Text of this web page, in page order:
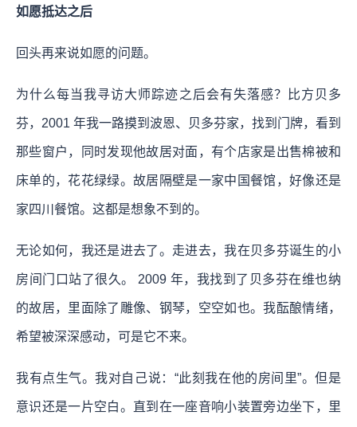
如愿抵达之后
回头再来说如愿的问题。
为什么每当我寻访大师踪迹之后会有失落感？比方贝多
芬，2001 年我一路摸到波恩、贝多芬家，找到门牌，看到
那些窗户，同时发现他故居对面，有个店家是出售棉被和
床单的，花花绿绿。故居隔壁是一家中国餐馆，好像还是
家四川餐馆。这都是想象不到的。
无论如何，我还是进去了。走进去，我在贝多芬诞生的小
房间门口站了很久。 2009 年，我找到了贝多芬在维也纳
的故居，里面除了雕像、钢琴，空空如也。我酝酿情绪，
希望被深深感动，可是它不来。
我有点生气。我对自己说：“此刻我在他的房间里”。但是
意识还是一片空白。直到在一座音响小装置旁边坐下，里